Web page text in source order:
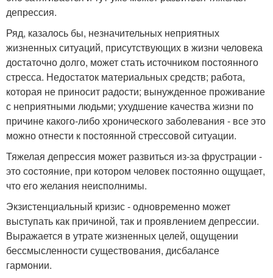
депрессия.
Ряд, казалось бы, незначительных неприятных
жизненных ситуаций, присутствующих в жизни человека
достаточно долго, может стать источником постоянного
стресса. Недостаток материальных средств; работа,
которая не приносит радости; вынужденное проживание
с неприятными людьми; ухудшение качества жизни по
причине какого-либо хронического заболевания - все это
можно отнести к постоянной стрессовой ситуации.
Тяжелая депрессия может развиться из-за фрустрации -
это состояние, при котором человек постоянно ощущает,
что его желания неисполнимы.
Экзистенциальный кризис - одновременно может
выступать как причиной, так и проявлением депрессии.
Выражается в утрате жизненных целей, ощущении
бессмысленности существования, дисбалансе
гармонии.